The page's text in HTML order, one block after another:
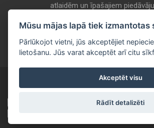
atlaidēm un īpašajiem
E-pasta
Copyright © 2020 - 2026 All Rights
Mūsu mājas lapā tiek izmantotas
Pārlūkojot vietni, jūs akceptējiet
lietošanu. Jūs varat akceptēt arī citu
Akceptēt visu
Rādīt detalizēti